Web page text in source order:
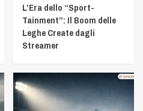
L’Era dello “Sport-
Tainment”: Il Boom delle
Leghe Create dagli
Streamer